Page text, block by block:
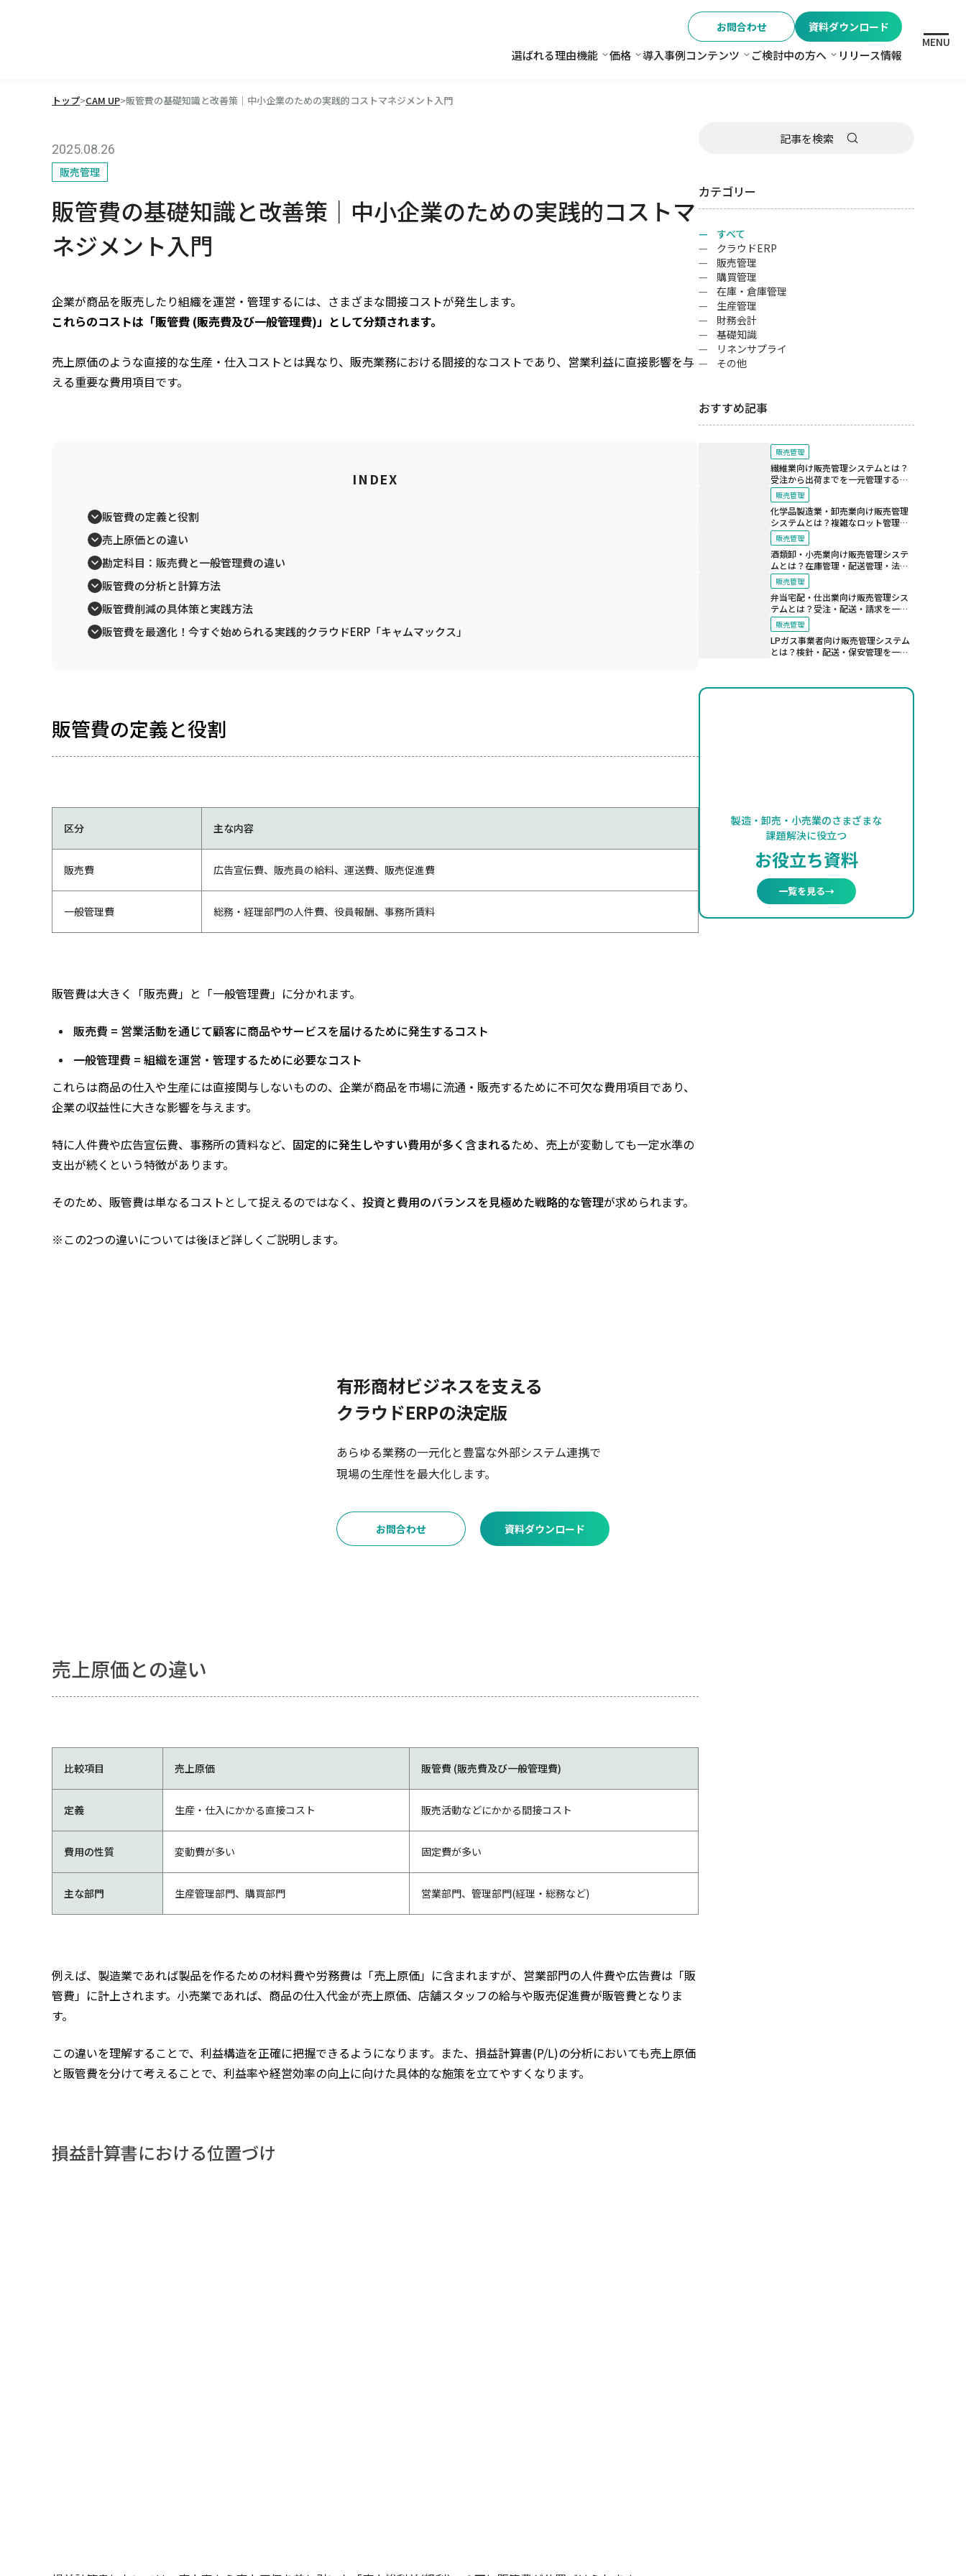
お問合わせ 資料ダウンロード
選ばれる理由機能 機能
価格 価格
導入事例コンテンツ コンテンツ
ご検討中の方へ ご検討中の方へ
リリース情報
MENU
トップ>CAM UP>販管費の基礎知識と改善策｜中小企業のための実践的コストマネジメント入門
2025.08.26
販売管理
販管費の基礎知識と改善策｜中小企業のための実践的コストマ
ネジメント入門
企業が商品を販売したり組織を運営・管理するには、さまざまな間接コストが発生します。
これらのコストは「販管費 (販売費及び一般管理費)」として分類されます。
売上原価のような直接的な生産・仕入コストとは異なり、販売業務における間接的なコストであり、営業利益に直接影響を与
える重要な費用項目です。
INDEX
販管費の定義と役割
売上原価との違い
勘定科目：販売費と一般管理費の違い
販管費の分析と計算方法
販管費削減の具体策と実践方法
販管費を最適化！今すぐ始められる実践的クラウドERP「キャムマックス」
販管費の定義と役割
区分 主な内容
販売費 広告宣伝費、販売員の給料、運送費、販売促進費
一般管理費 総務・経理部門の人件費、役員報酬、事務所賃料
販管費は大きく「販売費」と「一般管理費」に分かれます。
販売費 = 営業活動を通じて顧客に商品やサービスを届けるために発生するコスト
一般管理費 = 組織を運営・管理するために必要なコスト
これらは商品の仕入や生産には直接関与しないものの、企業が商品を市場に流通・販売するために不可欠な費用項目であり、
企業の収益性に大きな影響を与えます。
特に人件費や広告宣伝費、事務所の賃料など、 固定的に発生しやすい費用が多く含まれるため、売上が変動しても一定水準の
支出が続くという特徴があります。
そのため、販管費は単なるコストとして捉えるのではなく、 投資と費用のバランスを見極めた戦略的な管理が求められます。
※この2つの違いについては後ほど詳しくご説明します。
有形商材ビジネスを支える
クラウドERPの決定版
あらゆる業務の一元化と豊富な外部システム連携で
現場の生産性を最大化します。
お問合わせ 資料ダウンロード
売上原価との違い
比較項目 売上原価 販管費 (販売費及び一般管理費)
定義 生産・仕入にかかる直接コスト 販売活動などにかかる間接コスト
費用の性質 変動費が多い 固定費が多い
主な部門 生産管理部門、購買部門 営業部門、管理部門(経理・総務など)
例えば、製造業であれば製品を作るための材料費や労務費は「売上原価」に含まれますが、営業部門の人件費や広告費は「販
管費」に計上されます。小売業であれば、商品の仕入代金が売上原価、店舗スタッフの給与や販売促進費が販管費となりま
す。
この違いを理解することで、利益構造を正確に把握できるようになります。また、損益計算書(P/L)の分析においても売上原価
と販管費を分けて考えることで、利益率や経営効率の向上に向けた具体的な施策を立てやすくなります。
損益計算書における位置づけ
カテゴリー
すべて
クラウドERP
販売管理
購買管理
在庫・倉庫管理
生産管理
財務会計
基礎知識
リネンサプライ
その他
おすすめ記事
販売管理
繊維業向け販売管理システムとは？
受注から出荷までを一元管理する仕
組み
販売管理
化学品製造業・卸売業向け販売管理
システムとは？複雑なロット管理と
法規制対応を支える仕組み
販売管理
酒類卸・小売業向け販売管理システ
ムとは？在庫管理・配送管理・法令
対応を効率化する仕組み
販売管理
弁当宅配・仕出業向け販売管理シス
テムとは？受注・配送・請求を一元
化する仕組み
販売管理
LPガス事業者向け販売管理システム
とは？検針・配送・保安管理を一元
製造・卸売・小売業のさまざまな
課題解決に役立つ
お役立ち資料
一覧を見る→